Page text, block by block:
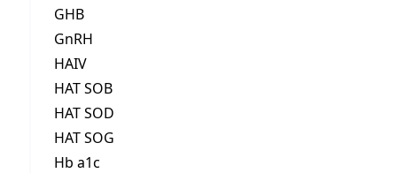
GHB
GnRH
HAIV
HAT SOB
HAT SOD
HAT SOG
Hb a1c